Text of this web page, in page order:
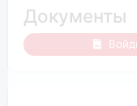
Документы